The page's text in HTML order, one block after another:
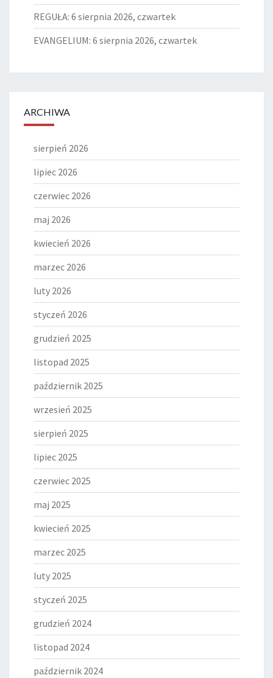
REGUŁA: 6 sierpnia 2026, czwartek
EVANGELIUM: 6 sierpnia 2026, czwartek
ARCHIWA
sierpień 2026
lipiec 2026
czerwiec 2026
maj 2026
kwiecień 2026
marzec 2026
luty 2026
styczeń 2026
grudzień 2025
listopad 2025
październik 2025
wrzesień 2025
sierpień 2025
lipiec 2025
czerwiec 2025
maj 2025
kwiecień 2025
marzec 2025
luty 2025
styczeń 2025
grudzień 2024
listopad 2024
październik 2024